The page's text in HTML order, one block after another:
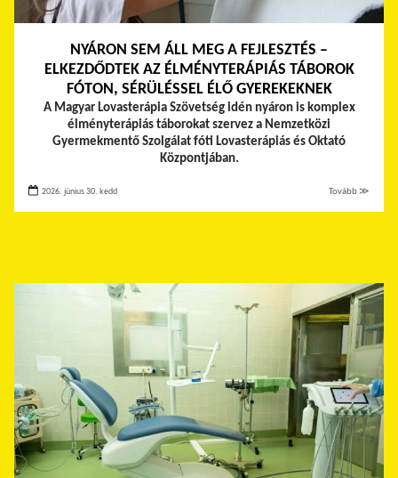
NYÁRON SEM ÁLL MEG A FEJLESZTÉS –
ELKEZDŐDTEK AZ ÉLMÉNYTERÁPIÁS TÁBOROK
FÓTON, SÉRÜLÉSSEL ÉLŐ GYEREKEKNEK
A Magyar Lovasterápia Szövetség idén nyáron is komplex
élményterápiás táborokat szervez a Nemzetközi
Gyermekmentő Szolgálat fóti Lovasterápiás és Oktató
Központjában.
2026. június 30. kedd Tovább ≫